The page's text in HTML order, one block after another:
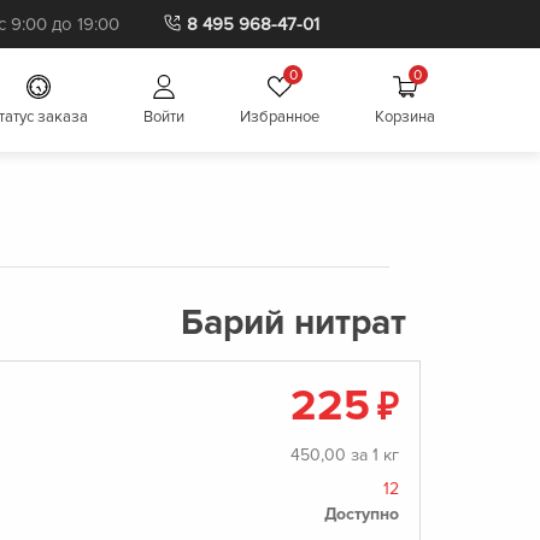
9:00 до 19:00 8 495 968-47-01
заказа Войти
0
Избранное
0
Корзина
Барий нитрат
225 ₽
450,00 за 1 кг
12
Доступно